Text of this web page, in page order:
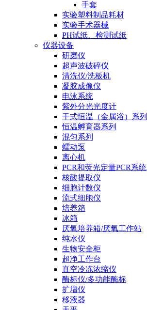
手套
实验塑料制品耗材
实验手术器械
PH试纸、检测试纸
仪器设备
研磨仪
超声波破碎仪
清洗仪/洗板机
凝胶成像仪
电泳系统
紫外分光光度计
干式恒温（金属浴）系列
恒温孵育器系列
混匀系列
蠕动泵
离心机
PCR和荧光定量PCR系统
核酸提取仪
细胞计数仪
流式细胞仪
培养箱
冰箱
厌氧培养箱/厌氧工作站
纯水仪
生物安全柜
超净工作台
真空冷冻浓缩仪
酶标仪/多功能酶标
扩增仪
移液器